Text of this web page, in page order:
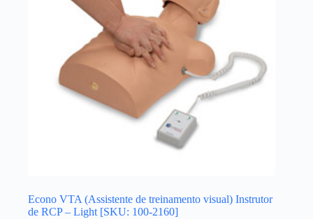
Econo VTA (Assistente de treinamento visual) Instrutor
de RCP – Light [SKU: 100-2160]